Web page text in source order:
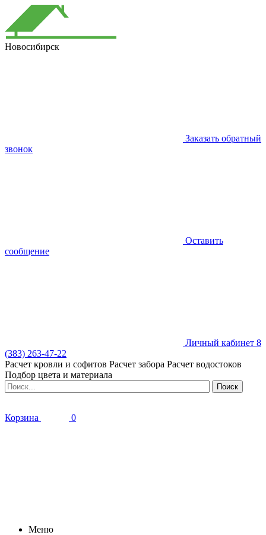
Новосибирск
Заказать обратный
звонок
Оставить
сообщение
Личный кабинет 8
(383) 263-47-22
Расчет кровли и софитов Расчет забора Расчет водостоков
Подбор цвета и материала
Корзина 0
Меню